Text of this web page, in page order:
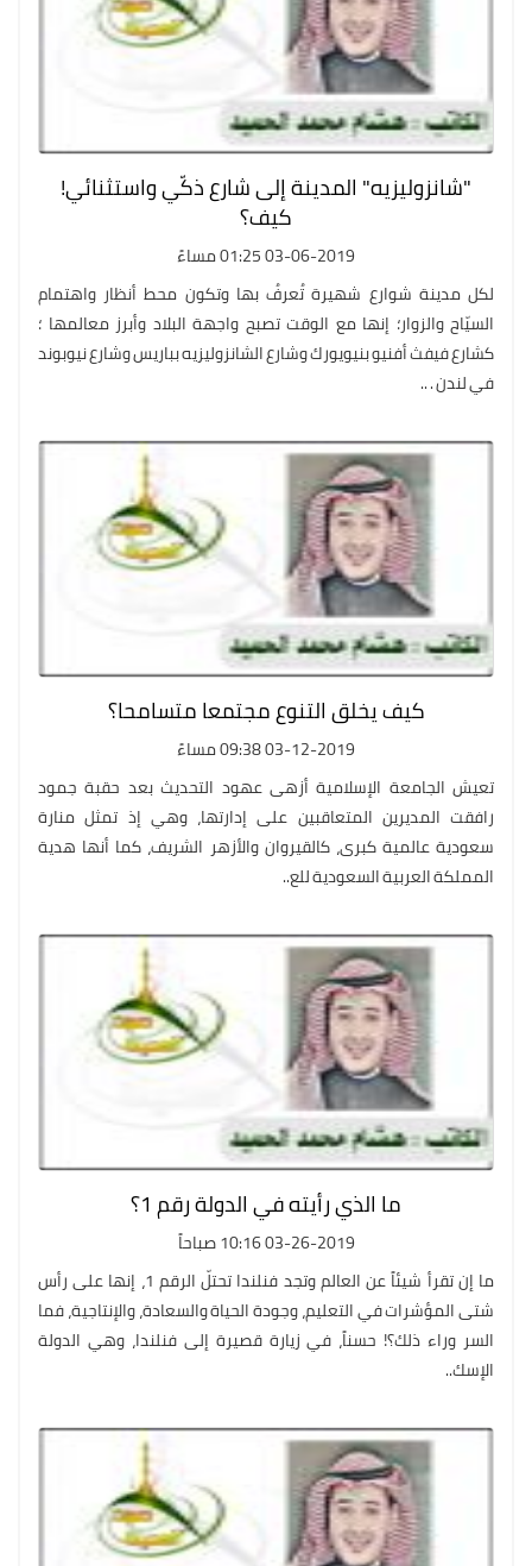
"شانزوليزيه" المدينة إلى شارع ذكّي واستثنائي!
كيف؟
03-06-2019 01:25 مساءً
لكل مدينة شوارع شهيرة تُعرفُ بها وتكون محط أنظار واهتمام
السيّاح والزوار؛ إنها مع الوقت تصبح واجهة البلاد وأبرز معالمها ؛
كشارع فيفث أفنيو بنيويورك وشارع الشانزوليزيه بباريس وشارع نيوبوند
في لندن . ..
كيف يخلق التنوع مجتمعا متسامحا؟
03-12-2019 09:38 مساءً
تعيش الجامعة الإسلامية أزهى عهود التحديث بعد حقبة جمود
رافقت المديرين المتعاقبين على إدارتها، وهي إذ تمثل منارة
سعودية عالمية كبرى، كالقيروان والأزهر الشريف، كما أنها هدية
المملكة العربية السعودية للع..
ما الذي رأيته في الدولة رقم 1؟
03-26-2019 10:16 صباحاً
ما إن تقرأ شيئاً عن العالم وتجد فنلندا تحتلّ الرقم 1، إنها على رأس
شتى المؤشرات في التعليم، وجودة الحياة والسعادة، والإنتاجية، فما
السر وراء ذلك؟! حسناً، في زيارة قصيرة إلى فنلندا، وهي الدولة
الإسك..